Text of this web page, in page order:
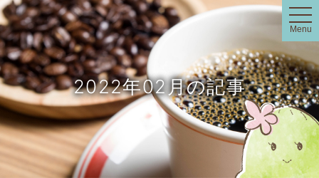
t
o
g
g
l
e
n
a
v
i
g
a
t
i
o
n
Menu
2022年02月の記事